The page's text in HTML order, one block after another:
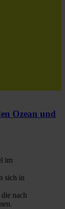
Ozean und
im
sich in
nach